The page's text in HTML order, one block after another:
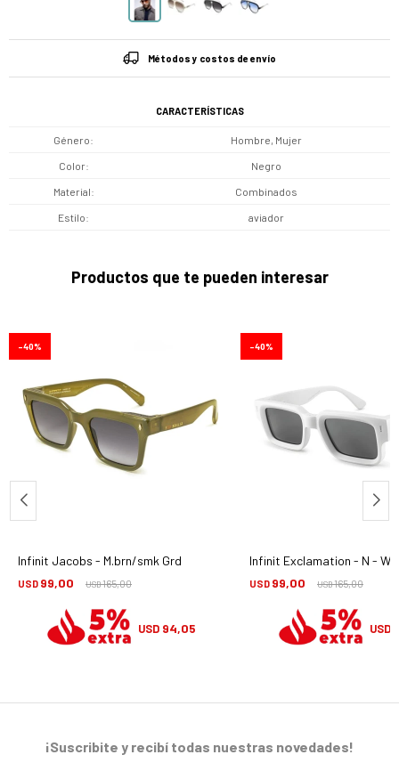
Métodos y costos de envío
CARACTERÍSTICAS
Género Hombre, Mujer
Color Negro
Material Combinados
Estilo aviador
Productos que te pueden interesar
Infinit Jacobs - M.brn/smk Grd
USD 99,00 USD165,00
40
USD 94,05
Infinit Exclamation - N -
USD 99,00 USD165,00
40
USD
¡Suscribite y recibí todas nuestras novedades!